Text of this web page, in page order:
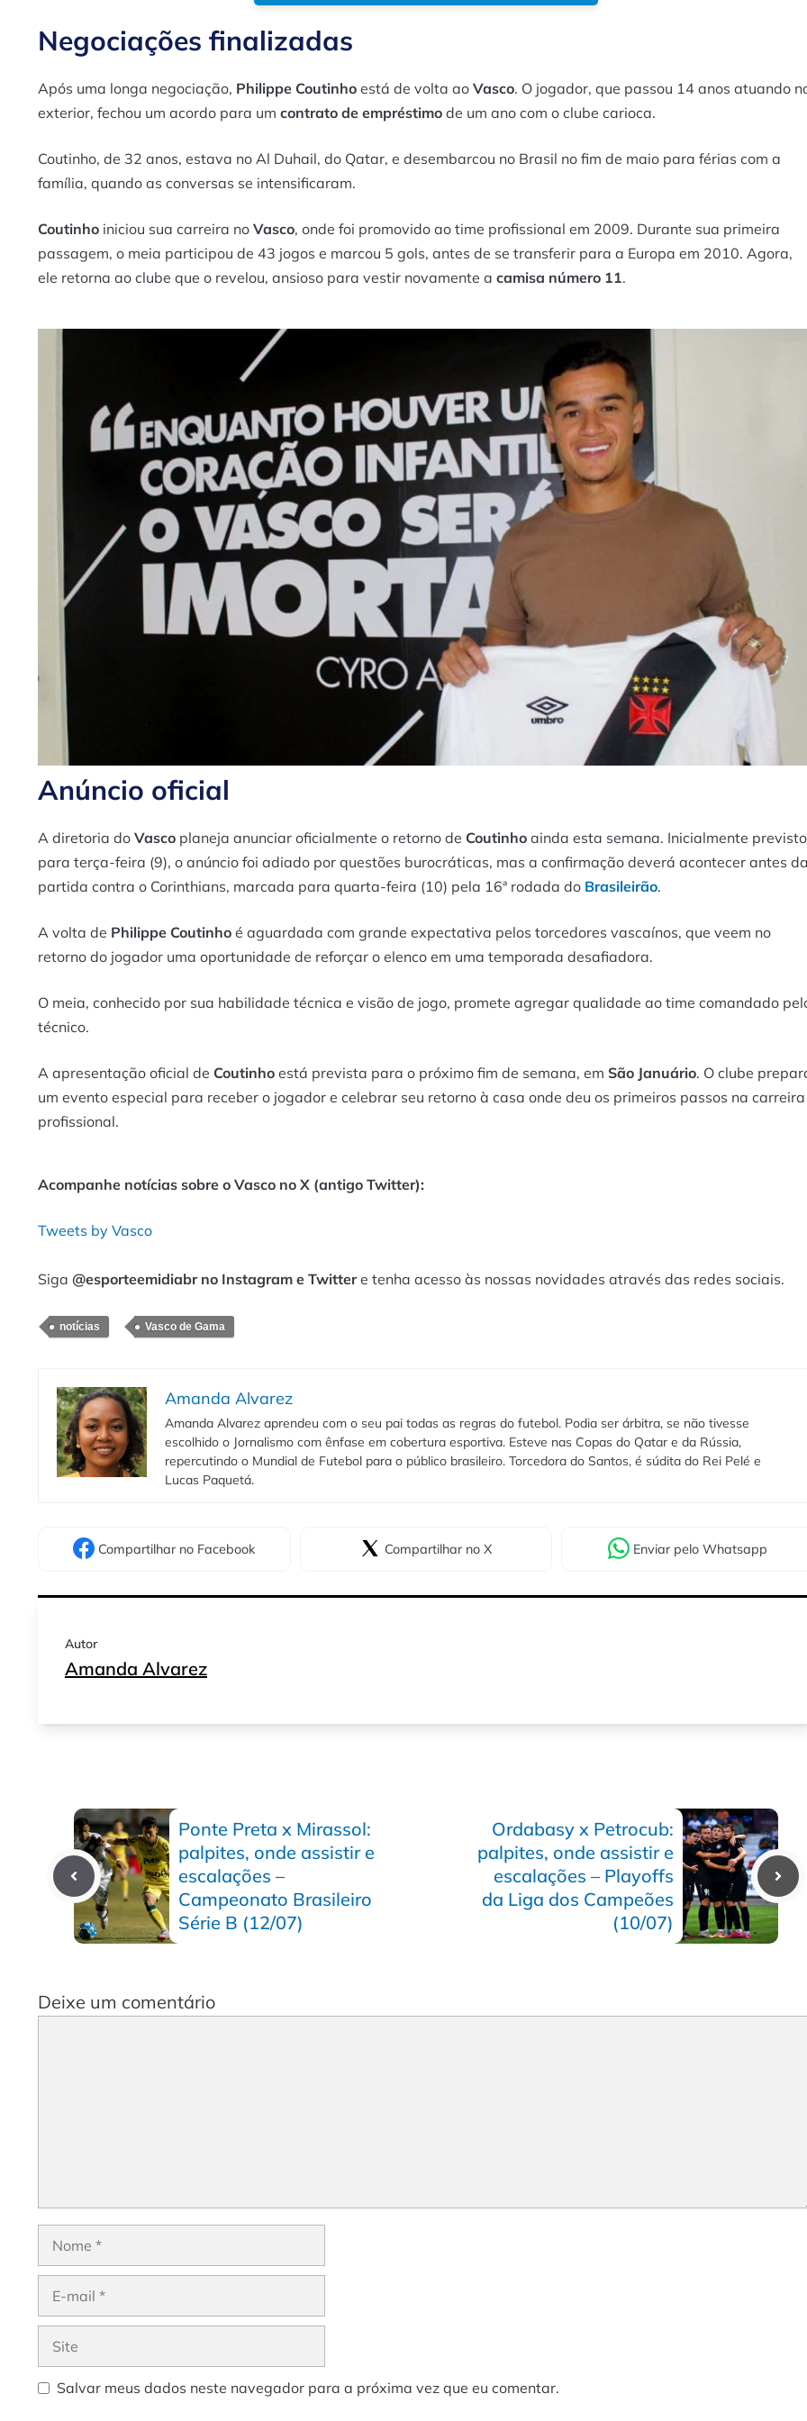
Negociações finalizadas
Após uma longa negociação, Philippe Coutinho está de volta ao Vasco. O jogador, que passou 14 anos atuando
exterior, fechou um acordo para um contrato de empréstimo de um ano com o clube carioca.
Coutinho, de 32 anos, estava no Al Duhail, do Qatar, e desembarcou no Brasil no fim de maio para férias com a
família, quando as conversas se intensificaram.
Coutinho iniciou sua carreira no Vasco, onde foi promovido ao time profissional em 2009. Durante sua primeira
passagem, o meia participou de 43 jogos e marcou 5 gols, antes de se transferir para a Europa em 2010. Agora,
ele retorna ao clube que o revelou, ansioso para vestir novamente a camisa número 11.
Anúncio oficial
A diretoria do Vasco planeja anunciar oficialmente o retorno de Coutinho ainda esta semana. Inicialmente previsto
para terça-feira (9), o anúncio foi adiado por questões burocráticas, mas a confirmação deverá acontecer antes
partida contra o Corinthians, marcada para quarta-feira (10) pela 16ª rodada do Brasileirão.
A volta de Philippe Coutinho é aguardada com grande expectativa pelos torcedores vascaínos, que veem no
retorno do jogador uma oportunidade de reforçar o elenco em uma temporada desafiadora.
O meia, conhecido por sua habilidade técnica e visão de jogo, promete agregar qualidade ao time comandado
técnico.
A apresentação oficial de Coutinho está prevista para o próximo fim de semana, em São Januário. O clube
um evento especial para receber o jogador e celebrar seu retorno à casa onde deu os primeiros passos na carreira
profissional.
Acompanhe notícias sobre o Vasco no X (antigo Twitter):
Tweets by Vasco
Siga @esporteemidiabr no Instagram e Twittere tenha acesso às nossas novidades através das redes sociais.
notícias Vasco de Gama
Amanda Alvarez
Amanda Alvarez aprendeu com o seu pai todas as regras do futebol. Podia ser árbitra, se não tivesse
escolhido o Jornalismo com ênfase em cobertura esportiva. Esteve nas Copas do Qatar e da Rússia,
repercutindo o Mundial de Futebol para o público brasileiro. Torcedora do Santos, é súdita do Rei Pelé e
Lucas Paquetá.
Compartilhar no Facebook Compartilhar no X Enviar pelo Whatsapp
Autor
Amanda Alvarez
Ponte Preta x Mirassol:
palpites, onde assistir e
escalações –
Campeonato Brasileiro
Série B (12/07)
Ordabasy x Petrocub:
palpites, onde assistir e
escalações – Playoffs
da Liga dos Campeões
(10/07)
Deixe um comentário
Nome
Site
Salvar meus dados neste navegador para a próxima vez que eu comentar.